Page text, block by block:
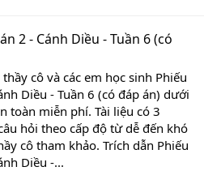
2 - Cánh Diều - Tuần 6 (có
cô và các em học sinh Phiếu
Diều - Tuần 6 (có đáp án) dưới
toàn miễn phí. Tài liệu có 3
hỏi theo cấp độ từ dễ đến khó
cô tham khảo. Trích dẫn Phiếu
Diều -...